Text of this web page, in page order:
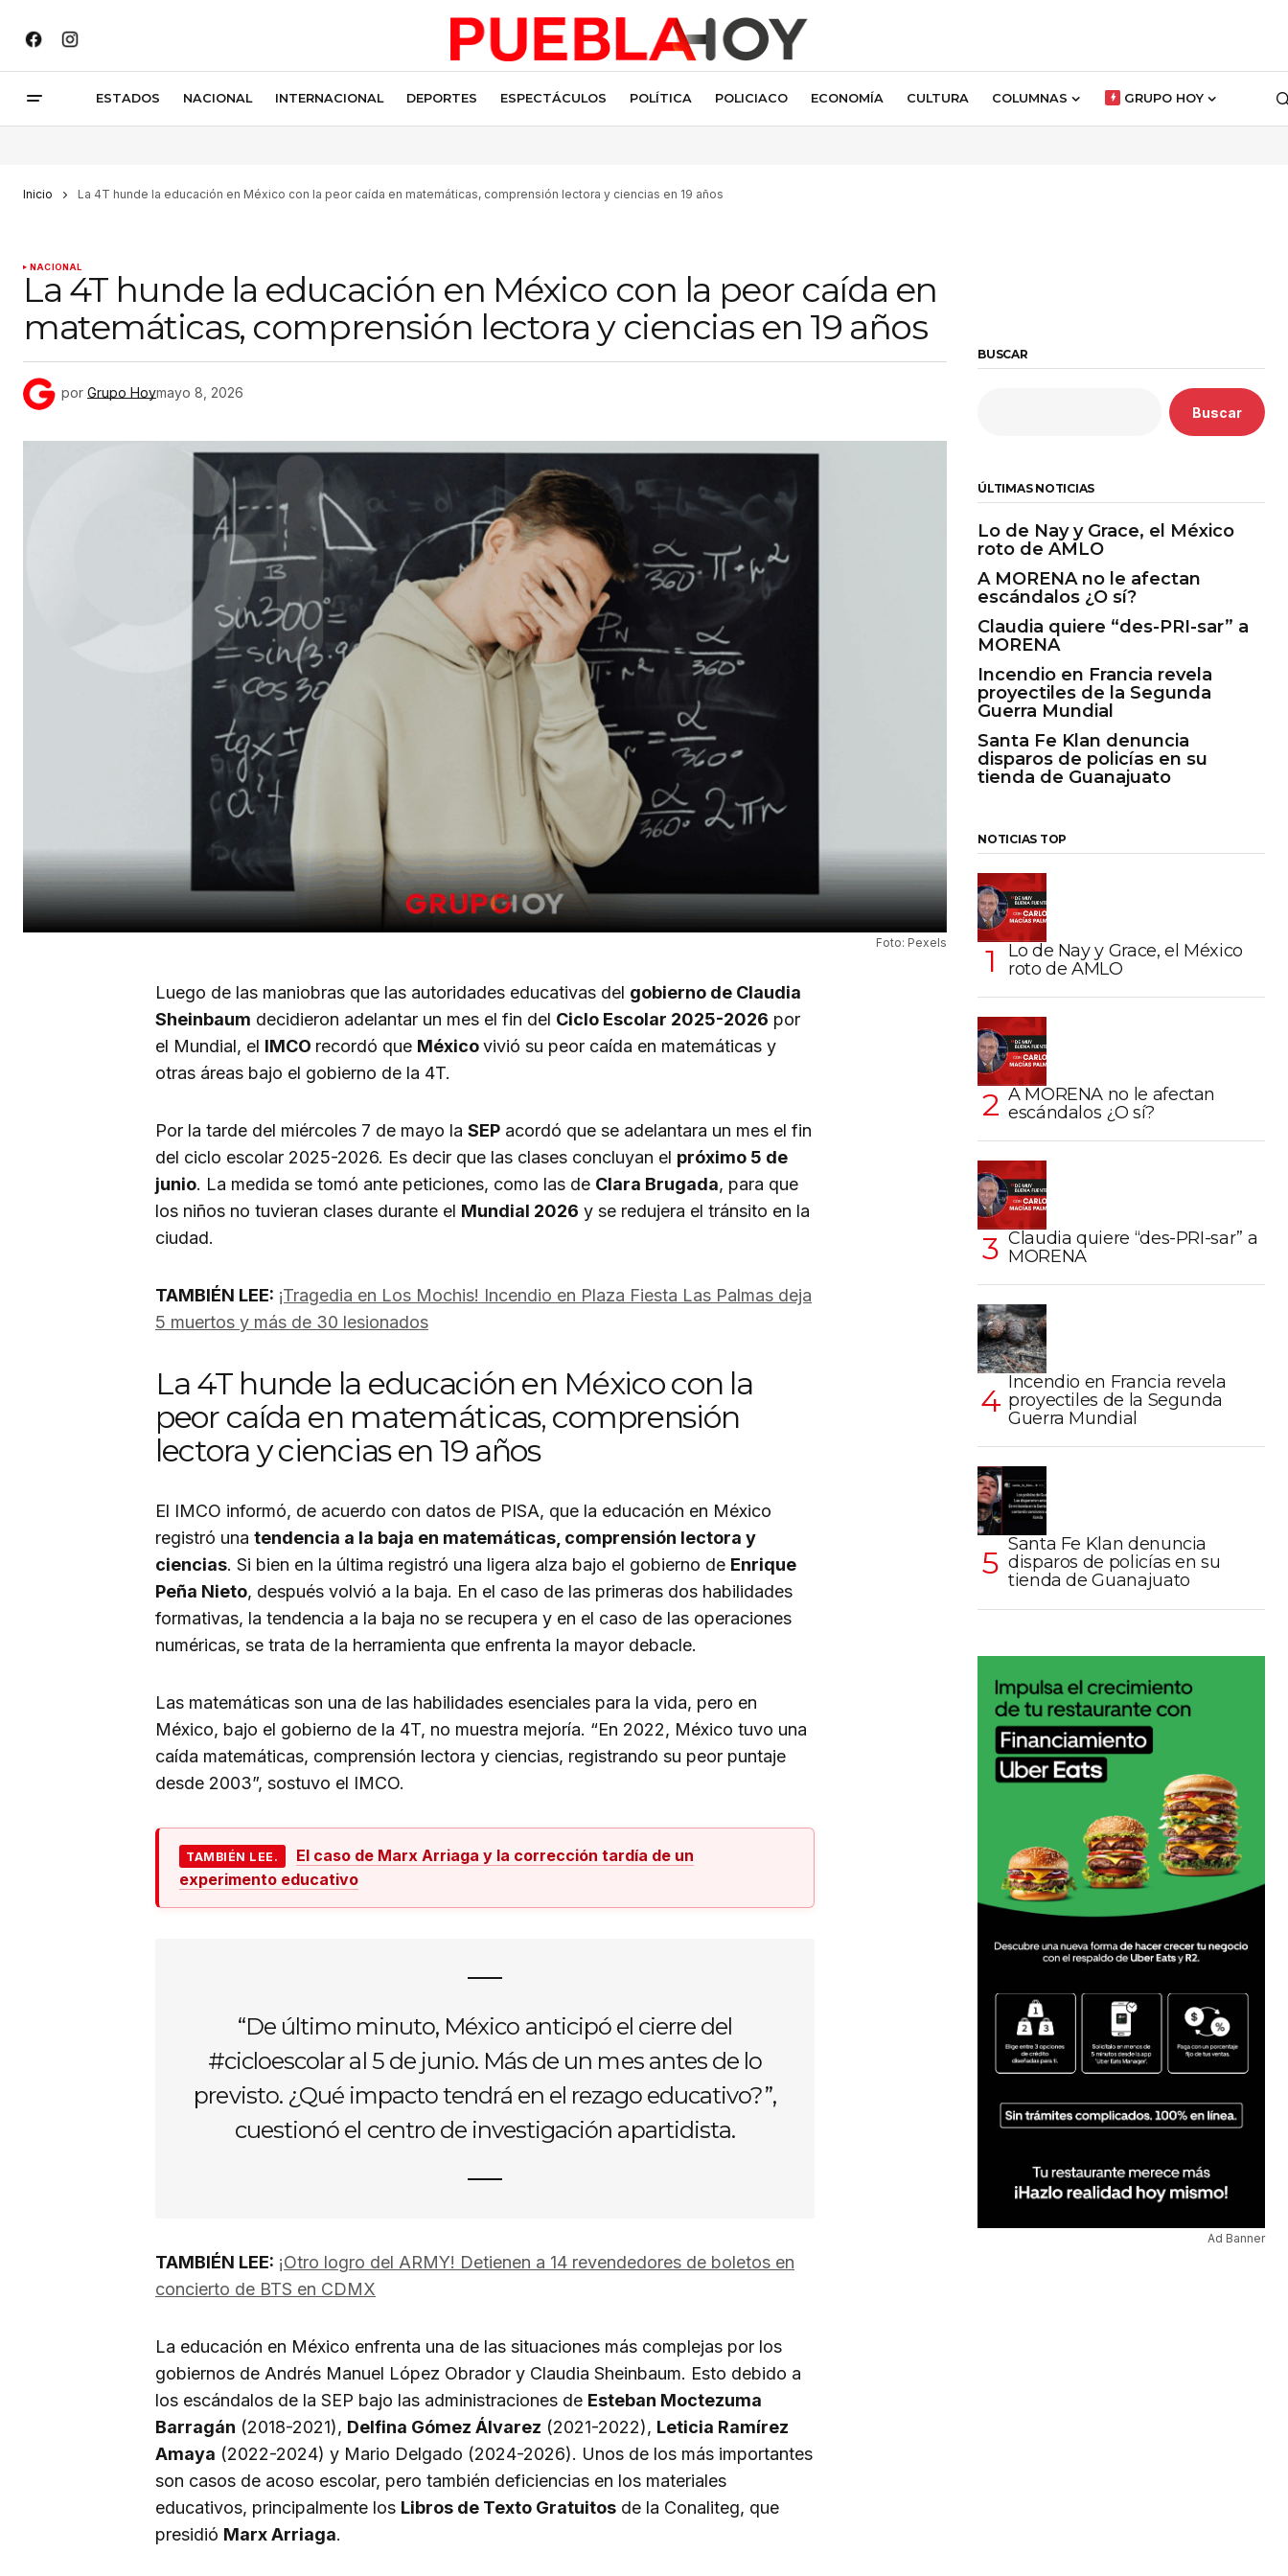
ESTADOS NACIONAL INTERNACIONAL DEPORTES ESPECTÁCULOS POLÍTICA POLICIACO ECONOMÍA CULTURA COLUMNAS GRUPO HOY
Inicio La 4T hunde la educación en México con la peor caída en matemáticas, comprensión lectora y ciencias en 19 años
NACIONAL
La 4T hunde la educación en México con la peor caída en
matemáticas, comprensión lectora y ciencias en 19 años
por Grupo Hoymayo 8, 2026
Foto: Pexels
Luego de las maniobras que las autoridades educativas del gobierno de Claudia
Sheinbaum decidieron adelantar un mes el fin del Ciclo Escolar 2025-2026 por
el Mundial, el IMCO recordó que Méxicovivió su peor caída en matemáticas y
otras áreas bajo el gobierno de la 4T.
Por la tarde del miércoles 7 de mayo la SEP acordó que se adelantara un mes el fin
del ciclo escolar 2025-2026. Es decir que las clases concluyan el próximo 5 de
junio. La medida se tomó ante peticiones, como las de Clara Brugada, para que
los niños no tuvieran clases durante el Mundial 2026 y se redujera el tránsito en la
ciudad.
TAMBIÉN LEE: ¡Tragedia en Los Mochis! Incendio en Plaza Fiesta Las Palmas deja
5 muertos y más de 30 lesionados
La 4T hunde la educación en México con la
peor caída en matemáticas, comprensión
lectora y ciencias en 19 años
El IMCO informó, de acuerdo con datos de PISA, que la educación en México
registró una tendencia a la baja en matemáticas, comprensión lectora y
ciencias. Si bien en la última registró una ligera alza bajo el gobierno de Enrique
Peña Nieto, después volvió a la baja. En el caso de las primeras dos habilidades
formativas, la tendencia a la baja no se recupera y en el caso de las operaciones
numéricas, se trata de la herramienta que enfrenta la mayor debacle.
Las matemáticas son una de las habilidades esenciales para la vida, pero en
México, bajo el gobierno de la 4T, no muestra mejoría. “En 2022, México tuvo una
caída matemáticas, comprensión lectora y ciencias, registrando su peor puntaje
desde 2003”, sostuvo el IMCO.
TAMBIÉN LEE.
El caso de Marx Arriaga y la corrección tardía de un
experimento educativo
“De último minuto, México anticipó el cierre del
#cicloescolar al 5 de junio. Más de un mes antes de lo
previsto. ¿Qué impacto tendrá en el rezago educativo?”,
cuestionó el centro de investigación apartidista.
TAMBIÉN LEE: ¡Otro logro del ARMY! Detienen a 14 revendedores de boletos en
concierto de BTS en CDMX
La educación en México enfrenta una de las situaciones más complejas por los
gobiernos de Andrés Manuel López Obrador y Claudia Sheinbaum. Esto debido a
los escándalos de la SEP bajo las administraciones de Esteban Moctezuma
Barragán (2018-2021), Delfina Gómez Álvarez (2021-2022), Leticia Ramírez
Amaya (2022-2024) y Mario Delgado (2024-2026). Unos de los más importantes
son casos de acoso escolar, pero también deficiencias en los materiales
educativos, principalmente los Libros de Texto Gratuitos de la Conaliteg, que
presidió Marx Arriaga.
BUSCAR
Buscar
ÚLTIMAS NOTICIAS
Lo de Nay y Grace, el México
roto de AMLO
A MORENA no le afectan
escándalos ¿O sí?
Claudia quiere “des-PRI-sar” a
MORENA
Incendio en Francia revela
proyectiles de la Segunda
Guerra Mundial
Santa Fe Klan denuncia
disparos de policías en su
tienda de Guanajuato
NOTICIAS TOP
Lo de Nay y Grace, el México
roto de AMLO
A MORENA no le afectan
escándalos ¿O sí?
Claudia quiere “des-PRI-sar” a
MORENA
Incendio en Francia revela
proyectiles de la Segunda
Guerra Mundial
Santa Fe Klan denuncia
disparos de policías en su
tienda de Guanajuato
Ad Banner